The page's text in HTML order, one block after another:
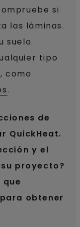
si
las láminas.
suelo.
tipo
como
.
de
QuickHeat.
y el
proyecto?
obtener